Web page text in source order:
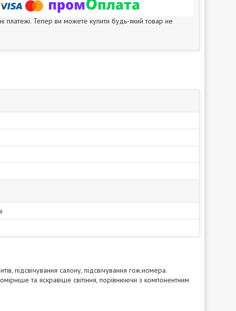
платежі. Тепер ви можете купити будь-який товар не
підсвічування салону, підсвічування гож.номера.
та яскравіше світіння, порівнюючи з компонентним